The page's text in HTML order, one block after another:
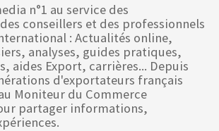
n°1 au service des
conseillers et des professionnels
: Actualités online,
analyses, guides pratiques,
aides Export, carrières... Depuis
d'exportateurs français
Moniteur du Commerce
partager informations,